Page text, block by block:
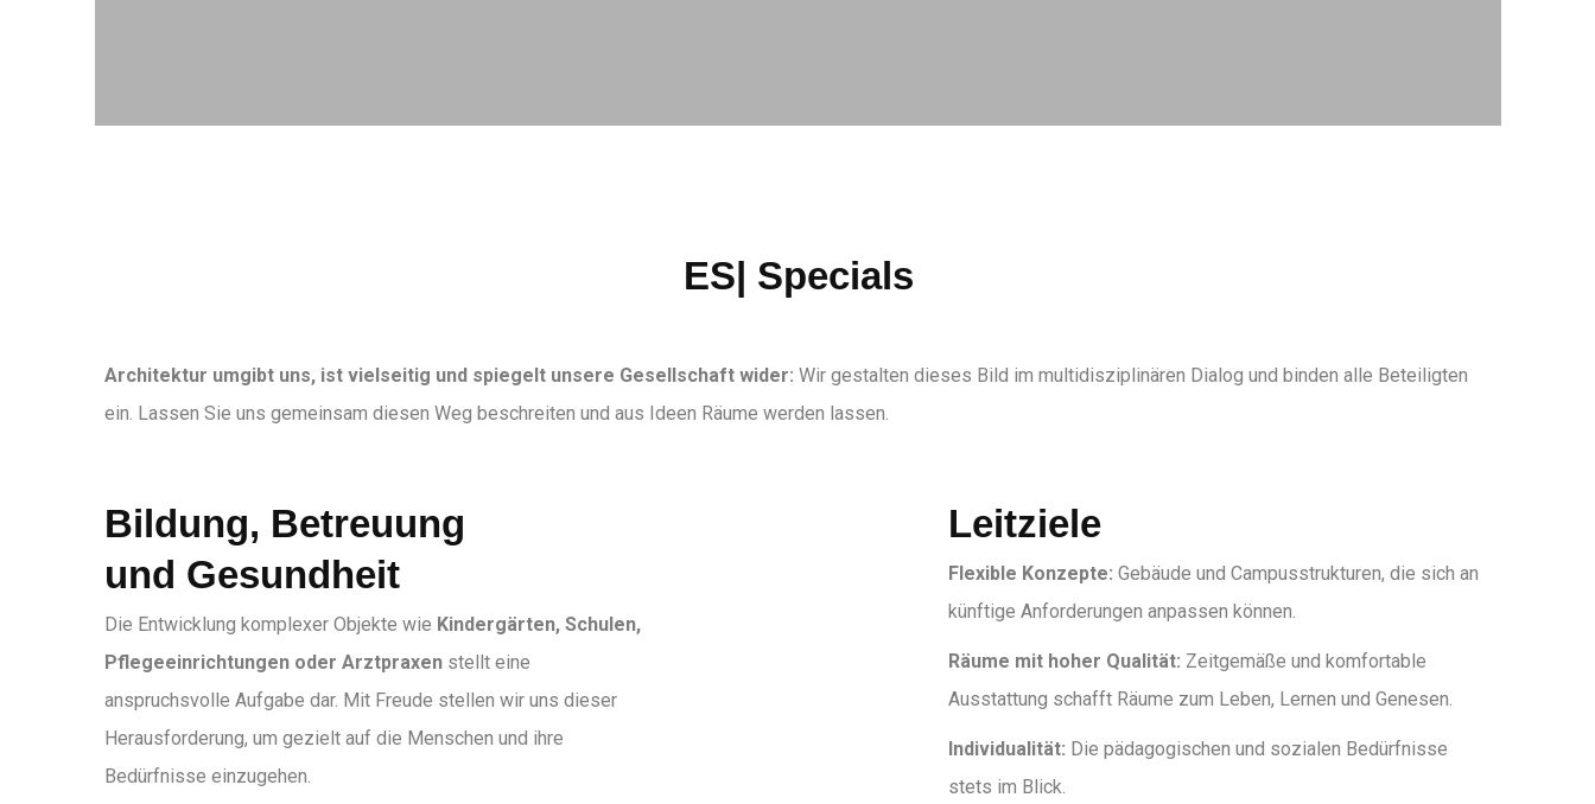
ES| Specials
Architektur umgibt uns, ist vielseitig und spiegelt unsere Gesellschaft wider: Wir gestalten dieses Bild im multidisziplinären Dialog und binden alle Beteiligten
ein. Lassen Sie uns gemeinsam diesen Weg beschreiten und aus Ideen Räume werden lassen.
Bildung, Betreuung
und Gesundheit
Die Entwicklung komplexer Objekte wie Kindergärten, Schulen,
Pflegeeinrichtungen oder Arztpraxenstellt eine
anspruchsvolle Aufgabe dar. Mit Freude stellen wir uns dieser
Herausforderung, um gezielt auf die Menschen und ihre
Bedürfnisse einzugehen.
Leitziele
Flexible Konzepte: Gebäude und Campusstrukturen, die sich an
künftige Anforderungen anpassen können.
Räume mit hoher Qualität: Zeitgemäße und komfortable
Ausstattung schafft Räume zum Leben, Lernen und Genesen.
Individualität: Die pädagogischen und sozialen Bedürfnisse
stets im Blick.